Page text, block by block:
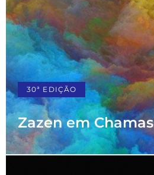
30ª EDIÇÃO
Zazen em Chamas